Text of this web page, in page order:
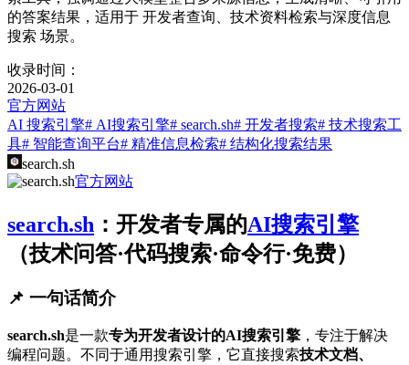
的答案结果，适用于 开发者查询、技术资料检索与深度信息
搜索 场景。
收录时间：
2026-03-01
官方网站
AI 搜索引擎# AI搜索引擎# search.sh# 开发者搜索# 技术搜索工
具# 智能查询平台# 精准信息检索# 结构化搜索结果
search.sh
官方网站
search.sh ：开发者专属的AI搜索引擎
（技术问答·代码搜索·命令行·免费）
📌 一句话简介
search.sh是一款专为开发者设计的AI搜索引擎 ，专注于解决
编程问题。不同于通用搜索引擎，它直接搜索技术文档、